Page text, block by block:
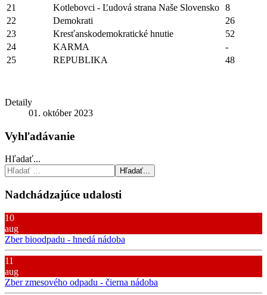
21
Kotlebovci - Ľudová strana Naše Slovensko 8
22
Demokrati
26
23
Kresťanskodemokratické hnutie
52
24
KARMA
-
25
REPUBLIKA 48
Detaily
01. október 2023
Vyhľadávanie
Hľadať...
Hľadať...
Nadchádzajúce udalosti
10
aug
Zber bioodpadu - hnedá nádoba
11
aug
Zber zmesového odpadu - čierna nádoba